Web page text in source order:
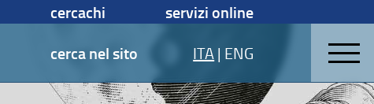
cercachi
servizi online
cerca nel sito
ITA| ENG